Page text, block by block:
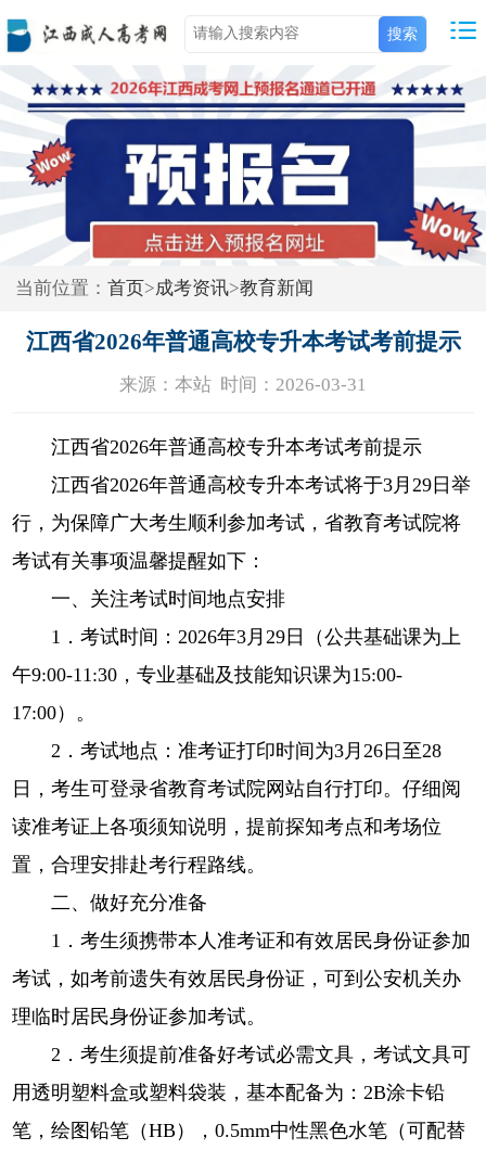
当前位置： 首页>成考资讯>教育新闻
江西省2026年普通高校专升本考试考前提示
来源：本站 时间：2026-03-31
江西省2026年普通高校专升本考试考前提示
江西省2026年普通高校专升本考试将于3月29日举
行，为保障广大考生顺利参加考试，省教育考试院将
考试有关事项温馨提醒如下：
一、关注考试时间地点安排
1．考试时间：2026年3月29日（公共基础课为上
午9:00-11:30，专业基础及技能知识课为15:00-
17:00）。
2．考试地点：准考证打印时间为3月26日至28
日，考生可登录省教育考试院网站自行打印。仔细阅
读准考证上各项须知说明，提前探知考点和考场位
置，合理安排赴考行程路线。
二、做好充分准备
1．考生须携带本人准考证和有效居民身份证参加
考试，如考前遗失有效居民身份证，可到公安机关办
理临时居民身份证参加考试。
2．考生须提前准备好考试必需文具，考试文具可
用透明塑料盒或塑料袋装，基本配备为：2B涂卡铅
笔，绘图铅笔（HB），0.5mm中性黑色水笔（可配替